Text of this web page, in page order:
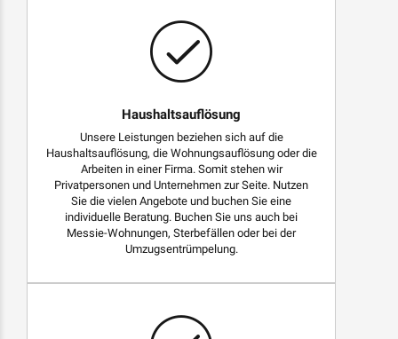
Haushaltsauflösung
Unsere Leistungen beziehen sich auf die
Haushaltsauflösung, die Wohnungsauflösung oder die
Arbeiten in einer Firma. Somit stehen wir
Privatpersonen und Unternehmen zur Seite. Nutzen
Sie die vielen Angebote und buchen Sie eine
individuelle Beratung. Buchen Sie uns auch bei
Messie-Wohnungen, Sterbefällen oder bei der
Umzugsentrümpelung.